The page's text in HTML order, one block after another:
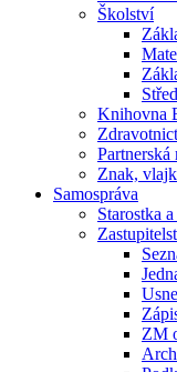
Školství
Knihovna
Partnerská
Znak,
Samospráva
Starostka
ZM